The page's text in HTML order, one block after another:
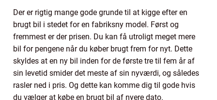
Der er rigtig mange gode grunde til at kigge efter en
brugt bil i stedet for en fabriksny model. Først og
fremmest er der prisen. Du kan få utroligt meget mere
bil for pengene når du køber brugt frem for nyt. Dette
skyldes at en ny bil inden for de første tre til fem år af
sin levetid smider det meste af sin nyværdi, og således
rasler ned i pris. Og dette kan komme dig til gode hvis
du vælger at købe en brugt bil af nyere dato.